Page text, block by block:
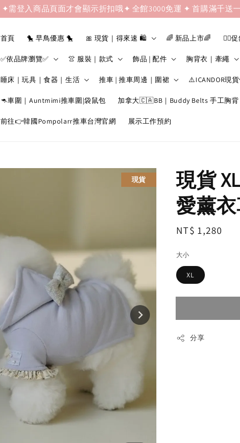
✦需登入商品頁面才會顯示折扣哦✦ 全館3000免運 ✦ 首購滿千送
首頁 🐤 早鳥優惠 🐤 🎀 現貨｜得來速 🛍️ 🌈 新品上市🌈 ❤️‍🔥
✅依品牌瀏覽✅ 👚 服裝｜款式 飾品 | 配件 胸背衣｜牽繩
睡床｜玩具｜食器｜生活 推車 | 推車周邊｜圍裙 ⚠️ICANDOR現
🦘車圍｜Auntmimi推車圍|袋鼠包 加拿大🇨🇦BB｜Buddy Belts 手工胸背
前往👉韓國Pompolarr推車台灣官網 展示工作預約
現貨
現貨
愛薰
Regular
NT$ 1,280
大小
XL
分享